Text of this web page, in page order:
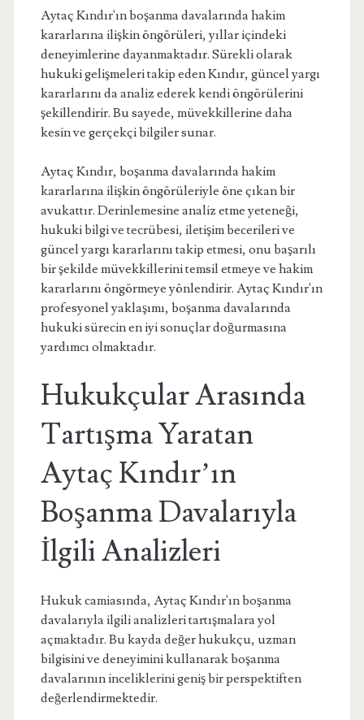
Aytaç Kındır'ın boşanma davalarında hakim
kararlarına ilişkin öngörüleri, yıllar içindeki
deneyimlerine dayanmaktadır. Sürekli olarak
hukuki gelişmeleri takip eden Kındır, güncel yargı
kararlarını da analiz ederek kendi öngörülerini
şekillendirir. Bu sayede, müvekkillerine daha
kesin ve gerçekçi bilgiler sunar.
Aytaç Kındır, boşanma davalarında hakim
kararlarına ilişkin öngörüleriyle öne çıkan bir
avukattır. Derinlemesine analiz etme yeteneği,
hukuki bilgi ve tecrübesi, iletişim becerileri ve
güncel yargı kararlarını takip etmesi, onu başarılı
bir şekilde müvekkillerini temsil etmeye ve hakim
kararlarını öngörmeye yönlendirir. Aytaç Kındır'ın
profesyonel yaklaşımı, boşanma davalarında
hukuki sürecin en iyi sonuçlar doğurmasına
yardımcı olmaktadır.
Hukukçular Arasında
Tartışma Yaratan
Aytaç Kındır’ın
Boşanma Davalarıyla
İlgili Analizleri
Hukuk camiasında, Aytaç Kındır'ın boşanma
davalarıyla ilgili analizleri tartışmalara yol
açmaktadır. Bu kayda değer hukukçu, uzman
bilgisini ve deneyimini kullanarak boşanma
davalarının inceliklerini geniş bir perspektiften
değerlendirmektedir.